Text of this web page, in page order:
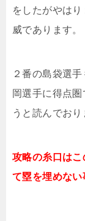
をしたがやは
威であります。
２番の島袋選
岡選手に得点
うと読んでおり
攻略の糸口は
て塁を埋めない